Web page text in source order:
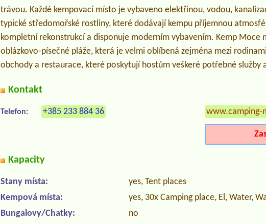
trávou. Každé kempovací místo je vybaveno elektřinou, vodou,
typické středomořské rostliny, které dodávají kempu příjemnou
kompletní rekonstrukcí a disponuje moderním vybavením. Kemp Moce
oblázkovo-písečné pláže, která je velmi oblíbená zejména mezi
obchody a restaurace, které poskytují hostům veškeré potřebné služby
Kontakt
Telefon: +385 233 884 36 www.camping-
Kapacity
Stany místa:
yes, Tent places
Kempová místa:
yes, 30x Camping place, El, Water,
Bungalovy/Chatky:
no